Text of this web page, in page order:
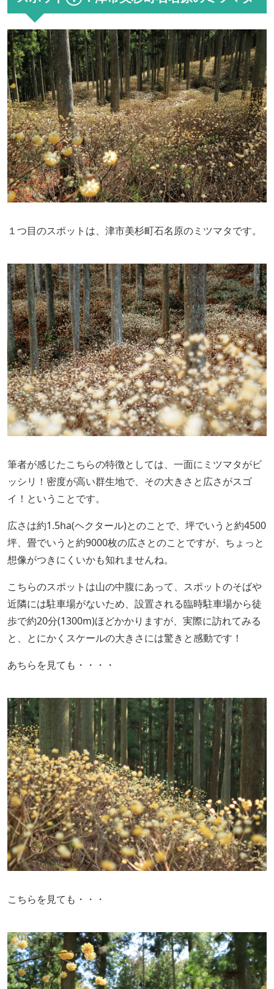
１つ目のスポットは、津市美杉町石名原のミツマタです。
筆者が感じたこちらの特徴としては、一面にミツマタがビ
ッシリ！密度が高い群生地で、その大きさと広さがスゴ
イ！ということです。
広さは約1.5ha(ヘクタール)とのことで、坪でいうと約4500
坪、畳でいうと約9000枚の広さとのことですが、ちょっと
想像がつきにくいかも知れませんね。
こちらのスポットは山の中腹にあって、スポットのそばや
近隣には駐車場がないため、設置される臨時駐車場から徒
歩で約20分(1300m)ほどかかりますが、実際に訪れてみる
と、とにかくスケールの大きさには驚きと感動です！
あちらを見ても・・・・
こちらを見ても・・・